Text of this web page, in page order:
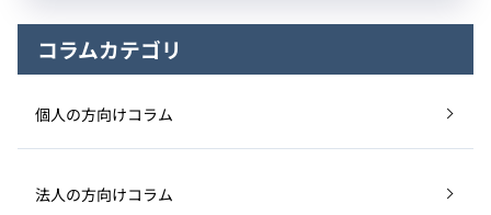
コラムカテゴリ
個人の方向けコラム
法人の方向けコラム